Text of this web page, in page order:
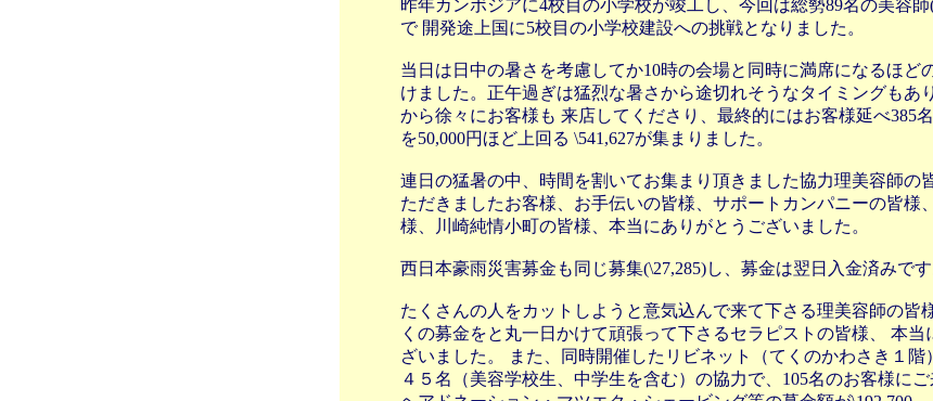
昨年カンボジアに4校目の小学校が竣工し、今回は総勢89名の美容
で 開発途上国に5校目の小学校建設への挑戦となりました。
当日は日中の暑さを考慮してか10時の会場と同時に満席になるほど
けました。正午過ぎは猛烈な暑さから途切れそうなタイミングもあ
から徐々にお客様も 来店してくださり、最終的にはお客様延べ385
を50,000円ほど上回る \541,627が集まりました。
連日の猛暑の中、時間を割いてお集まり頂きました協力理美容師の
ただきましたお客様、お手伝いの皆様、サポートカンパニーの皆様
様、川崎純情小町の皆様、本当にありがとうございました。
西日本豪雨災害募金も同じ募集(\27,285)し、募金は翌日入金済みです
たくさんの人をカットしようと意気込んで来て下さる理美容師の皆
くの募金をと丸一日かけて頑張って下さるセラピストの皆様、 本当
ざいました。 また、同時開催したリビネット（てくのかわさき１階
４５名（美容学校生、中学生を含む）の協力で、105名のお客様にご